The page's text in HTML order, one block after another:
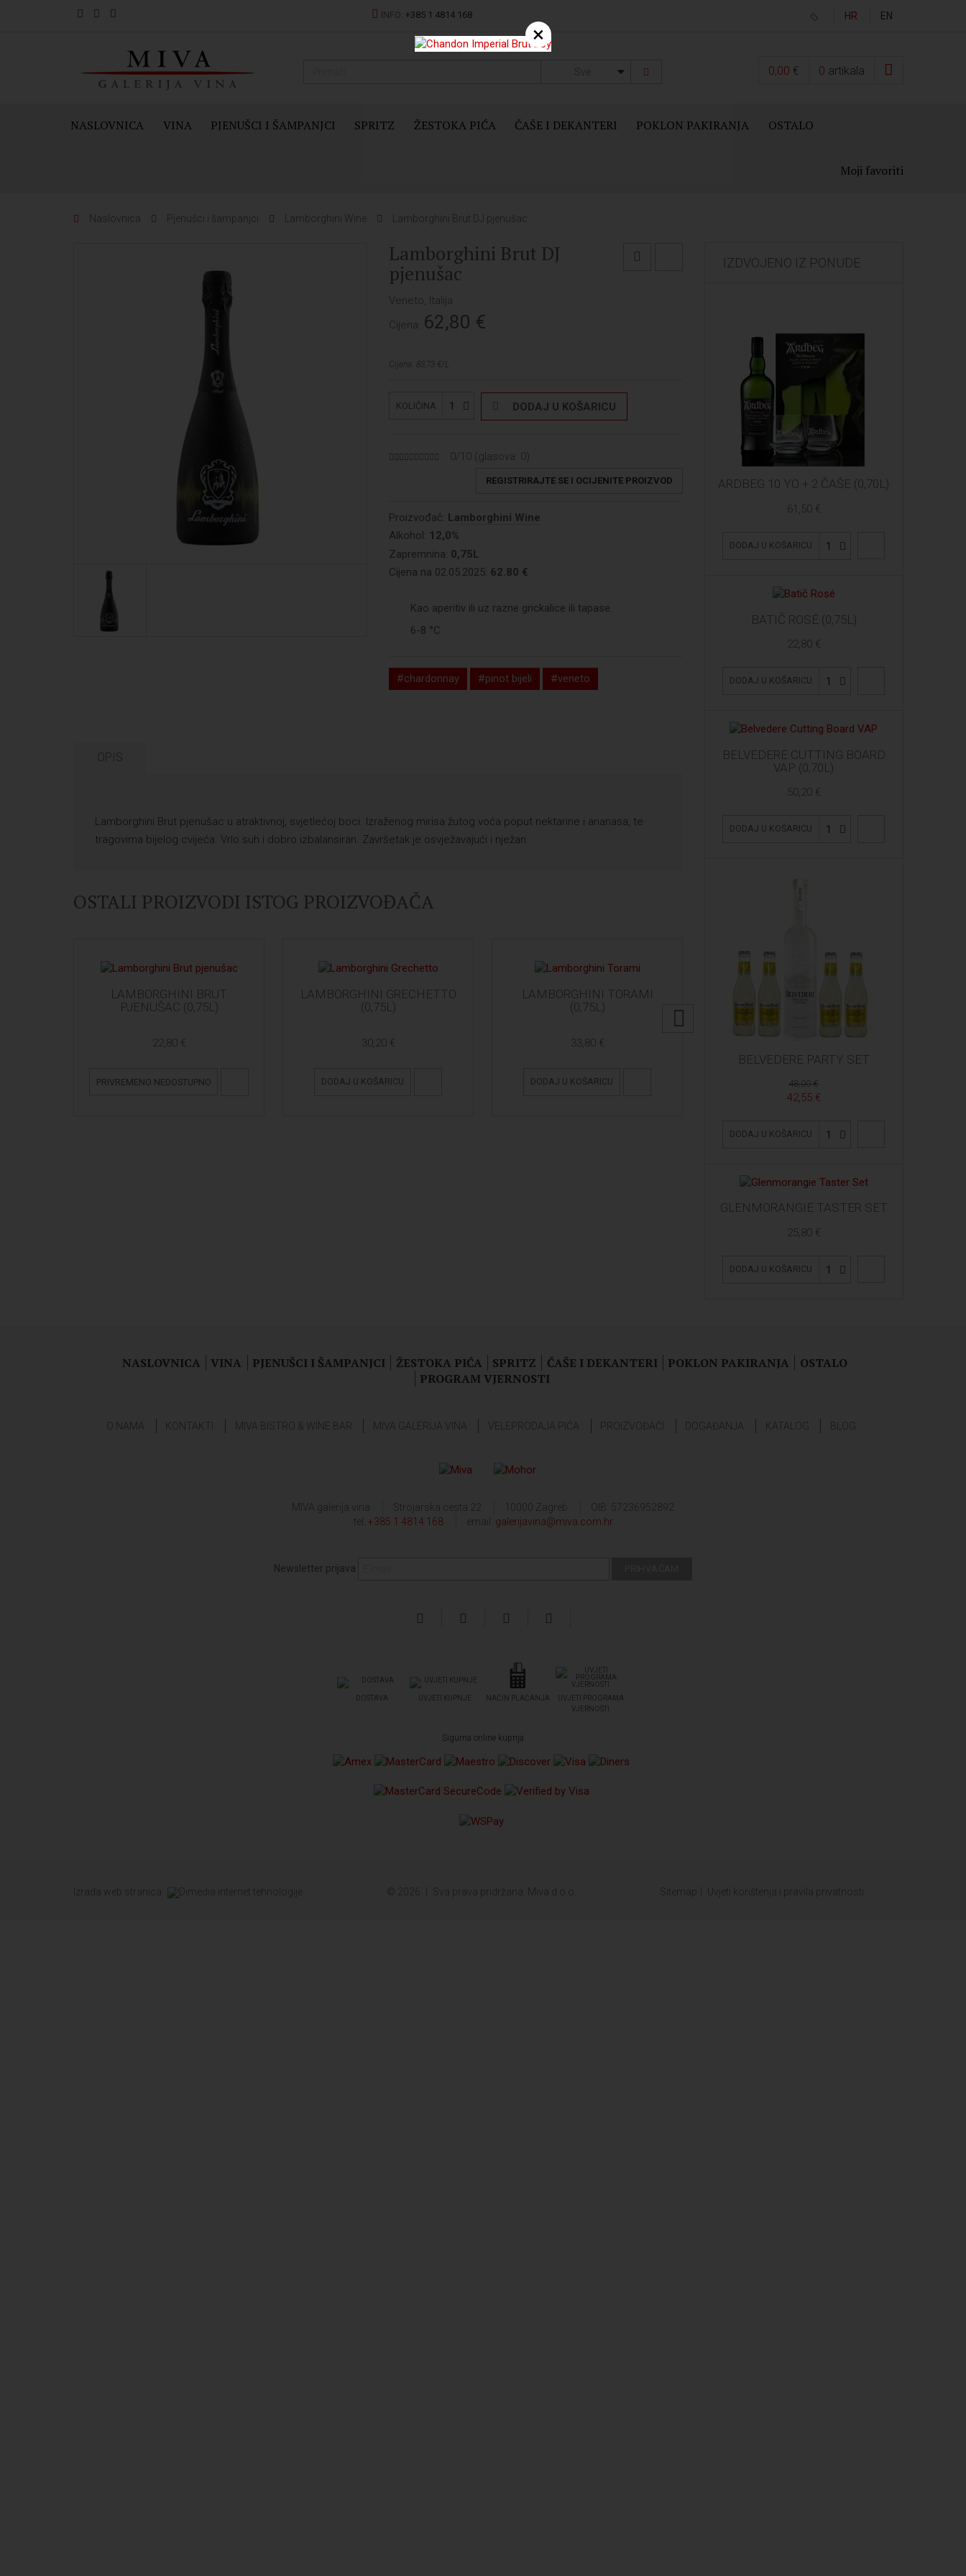
INFO: +385 1 4814 168 HR EN
0,00 € 0 artikala
NASLOVNICA VINA PJENUŠCI I ŠAMPANJCI SPRITZ ŽESTOKA PIĆA ČAŠE I DEKANTERI POKLON PAKIRANJA OSTALO
Moji favoriti
Naslovnica Pjenušci i šampanjci Lamborghini Wine Lamborghini Brut DJ pjenušac
Lamborghini Brut DJ
pjenušac
Veneto, Italija
Cijena: 62,80 €
Cijena: 83,73 €/L
KOLIČINA 1 DODAJ U KOŠARICU
0/10 (glasova: 0)
REGISTRIRAJTE SE I OCIJENITE PROIZVOD
Proizvođač: Lamborghini Wine
Alkohol: 12,0%
Zapremnina: 0,75L
Cijena na 02.05.2025: 62.80 €
Kao aperitiv ili uz razne grickalice ili tapase.
6-8 °C
#chardonnay #pinot bijeli #veneto
OPIS
Lamborghini Brut pjenušac u atraktivnoj, svjetlećoj boci. Izraženog mirisa žutog voća poput nektarine i ananasa, te
tragovima bijelog cvijeća. Vrlo suh i dobro izbalansiran. Završetak je osvježavajući i nježan.
OSTALI PROIZVODI ISTOG PROIZVOĐAČA
LAMBORGHINI BRUT
PJENUŠAC (0,75L)
22,80 €
PRIVREMENO NEDOSTUPNO
LAMBORGHINI GRECHETTO
(0,75L)
30,20 €
DODAJ U KOŠARICU
LAMBORGHINI TORAMI
(0,75L)
33,80 €
DODAJ U KOŠARICU
IZDVOJENO IZ PONUDE
ARDBEG 10 YO + 2 ČAŠE (0,70L)
61,50 €
DODAJ U KOŠARICU 1
BATIČ ROSÉ (0,75L)
22,80 €
DODAJ U KOŠARICU 1
BELVEDERE CUTTING BOARD
VAP (0,70L)
50,20 €
DODAJ U KOŠARICU 1
BELVEDERE PARTY SET
48,00 €
42,55 €
DODAJ U KOŠARICU 1
GLENMORANGIE TASTER SET
25,80 €
DODAJ U KOŠARICU 1
NASLOVNICA VINA PJENUŠCI I ŠAMPANJCI ŽESTOKA PIĆA SPRITZ ČAŠE I DEKANTERI POKLON PAKIRANJA
OSTALO
PROGRAM VJERNOSTI
O NAMA KONTAKTI MIVA BISTRO & WINE BAR MIVA GALERIJA VINA VELEPRODAJA PIĆA PROIZVOĐAČI DOGAĐANJA KATALOG BLOG
MIVA galerija vina Strojarska cesta 22 10000 Zagreb
OIB: 57236952892
tel: +385 1 4814 168 email: galerijavina@miva.com.hr
Newsletter prijava
DOSTAVA UVJETI KUPNJE NAČIN PLAĆANJA
UVJETI PROGRAMA
VJERNOSTI
Sigurna online kupnja
Izrada web stranica © 2026. Sva prava pridržana. Miva d.o.o. Sitemap Uvjeti korištenja i pravila privatnosti
×